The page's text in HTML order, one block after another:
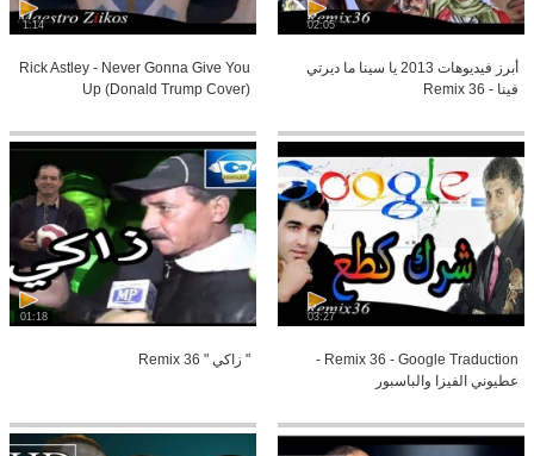
02:05
أبرز فيديوهات 2013 يا سينا ما ديرتي
فينا - Remix 36
1:14
Rick Astley - Never Gonna Give You
Up (Donald Trump Cover)
03:27
Remix 36 - Google Traduction -
عطيوني الفيزا والباسبور
01:18
" زاكي " Remix 36